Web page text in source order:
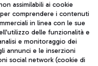
di Fiumicino da Roma
assimilabili ai cookie
comprendere i contenuti
in linea con le sue
delle funzionalità e
e monitoraggio dei
annunci e le inserzioni
social network (cookie di